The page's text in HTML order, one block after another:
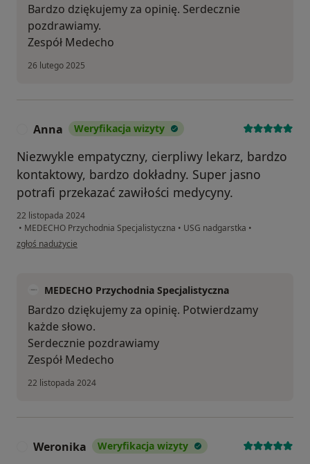
Bardzo dziękujemy za opinię. Serdecznie
pozdrawiamy.
Zespół Medecho
26 lutego 2025
Anna Weryfikacja wizyty
Niezwykle empatyczny, cierpliwy lekarz, bardzo
kontaktowy, bardzo dokładny. Super jasno
potrafi przekazać zawiłości medycyny.
22 listopada 2024
• MEDECHO Przychodnia Specjalistyczna • USG nadgarstka •
w opinii użytkownika Anna
zgłoś nadużycie
MEDECHO Przychodnia Specjalistyczna
Bardzo dziękujemy za opinię. Potwierdzamy
każde słowo.
Serdecznie pozdrawiamy
Zespół Medecho
22 listopada 2024
Weronika Weryfikacja wizyty